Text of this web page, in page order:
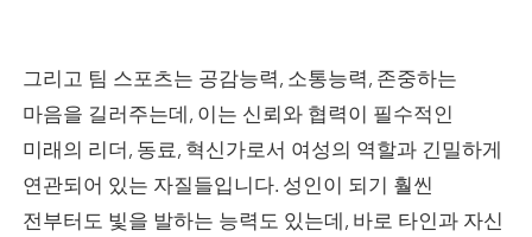
그리고 팀 스포츠는 공감능력, 소통능력, 존중하는
마음을 길러주는데, 이는 신뢰와 협력이 필수적인
미래의 리더, 동료, 혁신가로서 여성의 역할과 긴밀하게
연관되어 있는 자질들입니다. 성인이 되기 훨씬
전부터도 빛을 발하는 능력도 있는데, 바로 타인과 자신